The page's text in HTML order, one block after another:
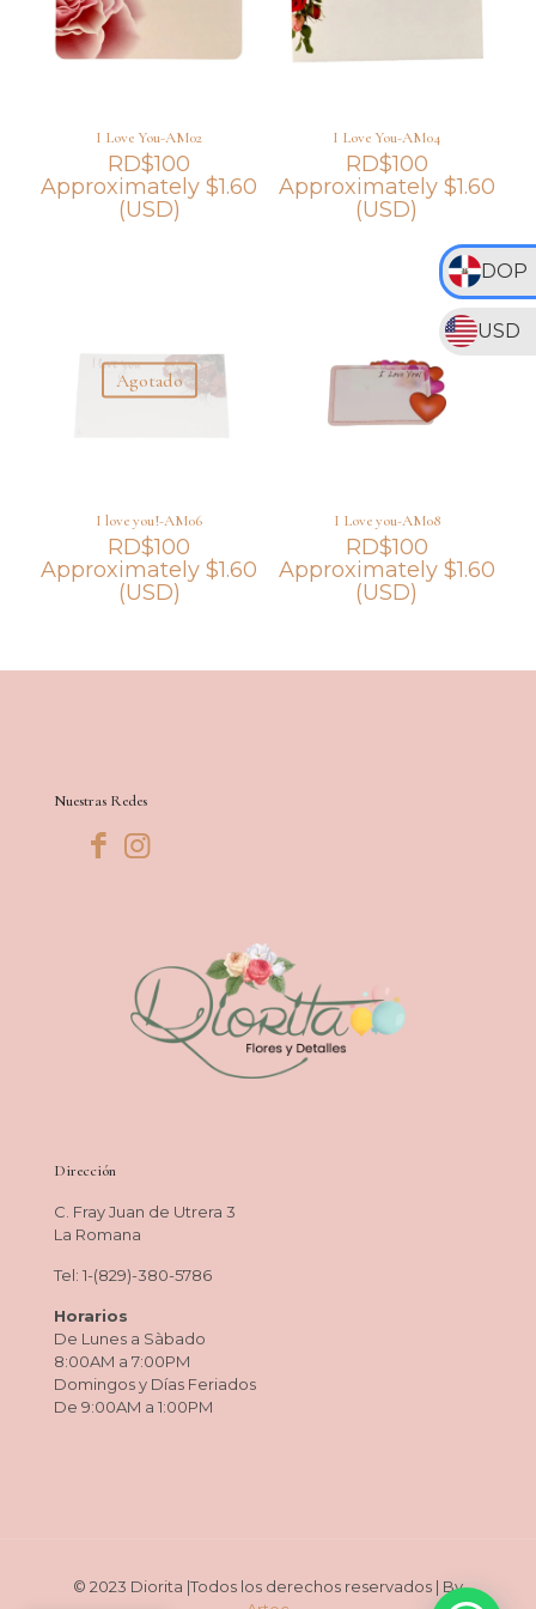
DOP
USD
I Love You-AM02
RD$100
Approximately$1.60
(USD)
I Love You-AM04
RD$100
Approximately $1.60
(USD)
Agotado
I love you!-AM06
RD$100
Approximately$1.60
(USD)
I Love you-AM08
RD$100
Approximately $1.60
(USD)
Nuestras Redes
Dirección
C. Fray Juan de Utrera 3
La Romana
Tel: 1-(829)-380-5786
Horarios
De Lunes a Sàbado
8:00AM a 7:00PM
Domingos y Días Feriados
De 9:00AM a 1:00PM
© 2023 Diorita |Todos los derechos reservados | By